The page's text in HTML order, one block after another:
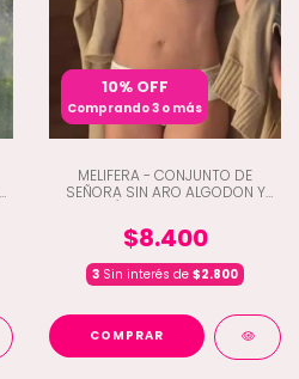
10% OFF
Comprando 3 o más
MELIFERA - CONJUNTO DE
SEÑORA SIN ARO ALGODON Y
TIRO CORTO (Q8-905)
$8.400
3 Sin interés de $2.800
COMPRAR